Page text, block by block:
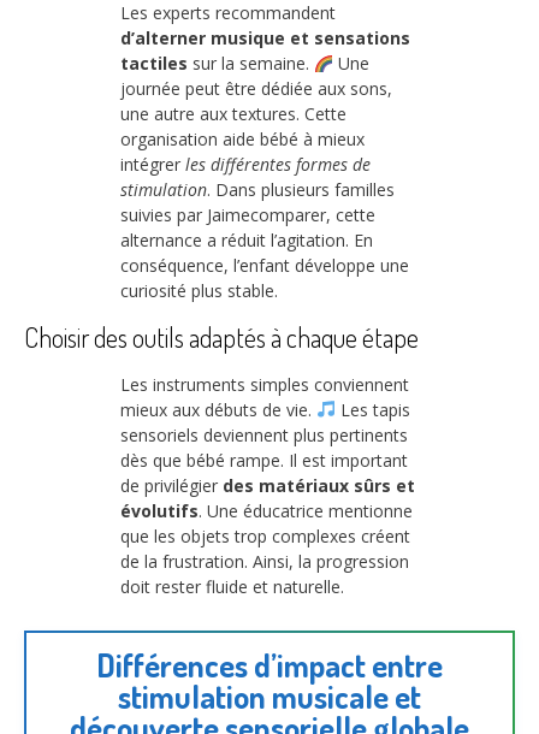
Les experts recommandent
d’alterner musique et sensations
tactiles sur la semaine.
Une
journée peut être dédiée aux sons,
une autre aux textures. Cette
organisation aide bébé à mieux
intégrer les différentes formes de
stimulation. Dans plusieurs familles
suivies par Jaimecomparer, cette
alternance a réduit l’agitation. En
conséquence, l’enfant développe une
curiosité plus stable.
Choisir des outils adaptés à chaque étape
Les instruments simples conviennent
mieux aux débuts de vie.
Les tapis
sensoriels deviennent plus pertinents
dès que bébé rampe. Il est important
de privilégier des matériaux sûrs et
évolutifs. Une éducatrice mentionne
que les objets trop complexes créent
de la frustration. Ainsi, la progression
doit rester fluide et naturelle.
Différences d’impact entre
stimulation musicale et